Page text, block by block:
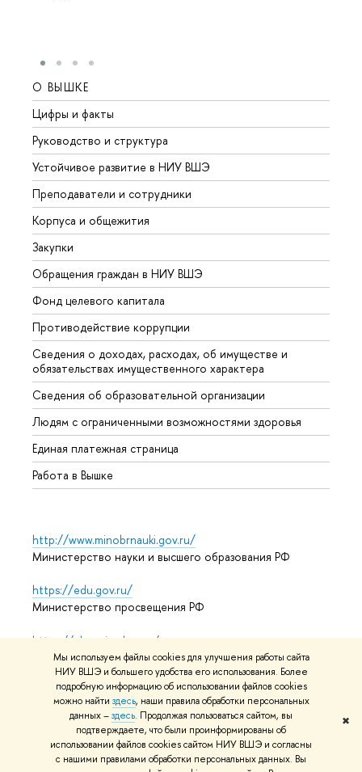
Мы используем файлы cookies для улучшения работы сайта
НИУ ВШЭ и большего удобства его использования. Более
подробную информацию об использовании файлов cookies
можно найти здесь, наши правила обработки персональных
данных –здесь. Продолжая пользоваться сайтом, вы
подтверждаете, что были проинформированы об
использовании файлов cookies сайтом НИУ ВШЭ и согласны
с нашими правилами обработки персональных данных. Вы
✖
О ВЫШКЕ
Цифры и факты
Руководство и структура
Устойчивое развитие в НИУ ВШЭ
Преподаватели и сотрудники
Корпуса и общежития
Закупки
Обращения граждан в НИУ ВШЭ
Фонд целевого капитала
Противодействие коррупции
Сведения о доходах, расходах, об имуществе и
обязательствах имущественного характера
Сведения об образовательной организации
Людям с ограниченными возможностями здоровья
Единая платежная страница
Работа в Вышке
http://www.minobrnauki.gov.ru/
Министерство науки и высшего образования РФ
https://edu.gov.ru/
Министерство просвещения РФ
https://elearning.hse.ru/mooc
Массовые открытые онлайн-курсы
© НИУ ВШЭ 1993–2026 Адреса и контактыУсловия
использования материаловПолитика конфиденциальности
Карта сайта